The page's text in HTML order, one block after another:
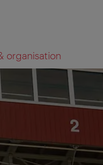
organisation